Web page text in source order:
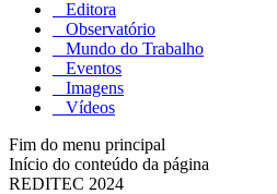
Editora
Observatório
Mundo do Trabalho
Eventos
Imagens
Vídeos
Fim do menu principal
Início do conteúdo da página
REDITEC 2024